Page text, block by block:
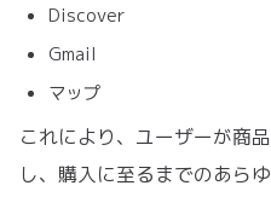
Discover
Gmail
マップ
これにより、ユーザーが商
し、購入に至るまでのあら